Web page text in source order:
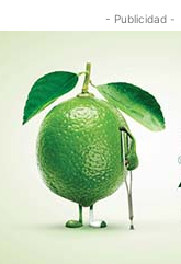
- Publicidad -